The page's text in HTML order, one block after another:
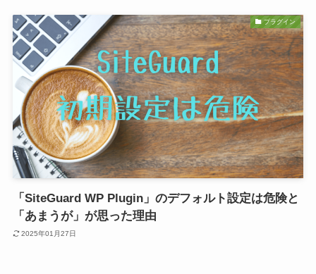
プラグイン
「SiteGuard WP Plugin」のデフォルト設定は危険と
「あまうが」が思った理由
2025年01月27日